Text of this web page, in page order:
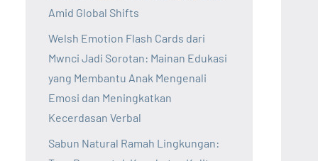
Amid Global Shifts
Welsh Emotion Flash Cards dari
Mwnci Jadi Sorotan: Mainan Edukasi
yang Membantu Anak Mengenali
Emosi dan Meningkatkan
Kecerdasan Verbal
Sabun Natural Ramah Lingkungan: